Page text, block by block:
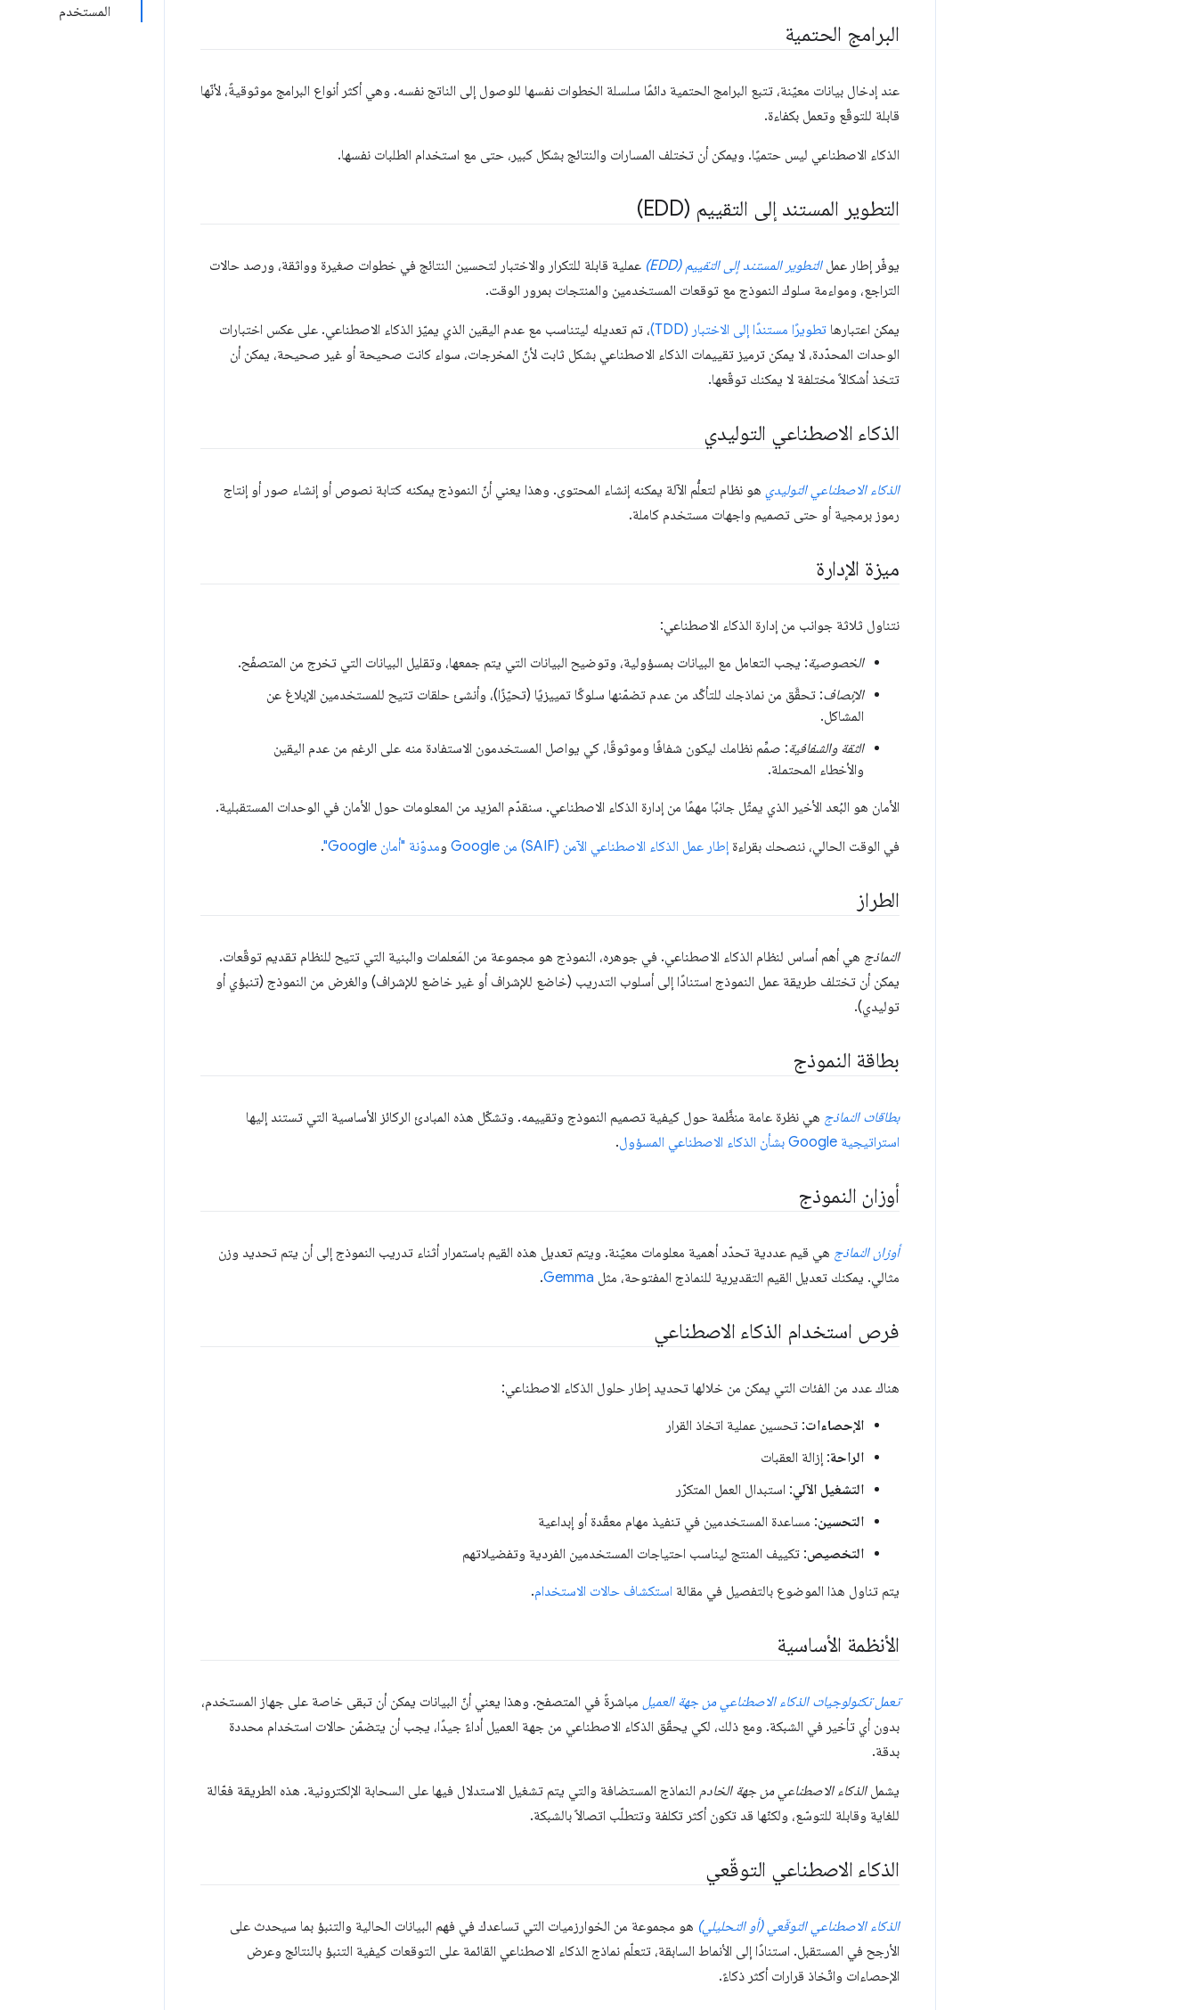
المستخدم
البرامج الحتمية
عند إدخال بيانات معيّنة، تتبع البرامج الحتمية دائمًا سلسلة الخطوات نفسها للوصول إلى الناتج نفسه. وهي أكثر أنواع البرامج موثوقيةً، لأنّها
قابلة للتوقّع وتعمل بكفاءة.
الذكاء الاصطناعي ليس حتميًا. ويمكن أن تختلف المسارات والنتائج بشكل كبير، حتى مع استخدام الطلبات نفسها.
التطوير المستند إلى التقييم (EDD)
يوفّر إطار عملالتطوير المستند إلى التقييم (EDD)
عملية قابلة للتكرار والاختبار لتحسين النتائج في خطوات صغيرة وواثقة، ورصد حالات
التراجع، ومواءمة سلوك النموذج مع توقعات المستخدمين والمنتجات بمرور الوقت.
يمكن اعتبارها تطويرًا مستندًا إلى الاختبار (TDD)
، تم تعديله ليتناسب مع عدم اليقين الذي يميّز الذكاء الاصطناعي. على عكس اختبارات
الوحدات المحدّدة، لا يمكن ترميز تقييمات الذكاء الاصطناعي بشكل ثابت لأنّ المخرجات، سواء كانت صحيحة أو غير صحيحة، يمكن أن
تتخذ أشكالاً مختلفة لا يمكنك توقّعها.
الذكاء الاصطناعي التوليدي
الذكاء الاصطناعي التوليدي هو نظام لتعلُّم الآلة يمكنه إنشاء المحتوى. وهذا يعني أنّ النموذج يمكنه كتابة نصوص أو إنشاء صور أو إنتاج
رموز برمجية أو حتى تصميم واجهات مستخدم كاملة.
ميزة الإدارة
نتناول ثلاثة جوانب من إدارة الذكاء الاصطناعي:
الخصوصية: يجب التعامل مع البيانات بمسؤولية، وتوضيح البيانات التي يتم جمعها، وتقليل البيانات التي تخرج من المتصفّح.
الإنصاف: تحقَّق من نماذجك للتأكّد من عدم تضمّنها سلوكًا تمييزيًا (تحيّزًا)، وأنشئ حلقات تتيح للمستخدمين الإبلاغ عن
المشاكل.
الثقة والشفافية: صمِّم نظامك ليكون شفافًا وموثوقًا، كي يواصل المستخدمون الاستفادة منه على الرغم من عدم اليقين
والأخطاء المحتملة.
الأمان هو البُعد الأخير الذي يمثّل جانبًا مهمًا من إدارة الذكاء الاصطناعي. سنقدّم المزيد من المعلومات حول الأمان في الوحدات المستقبلية.
في الوقت الحالي، ننصحك بقراءة إطار عمل الذكاء الاصطناعي الآمن (SAIF) من Google ومدوّنة "أمان Google" .
الطراز
النماذج هي أهم أساس لنظام الذكاء الاصطناعي. في جوهره، النموذج هو مجموعة من المَعلمات والبنية التي تتيح للنظام تقديم توقّعات.
يمكن أن تختلف طريقة عمل النموذج استنادًا إلى أسلوب التدريب (خاضع للإشراف أو غير خاضع للإشراف) والغرض من النموذج (تنبؤي أو
توليدي).
بطاقة النموذج
بطاقات النماذج هي نظرة عامة منظَّمة حول كيفية تصميم النموذج وتقييمه. وتشكّل هذه المبادئ الركائز الأساسية التي تستند إليها
استراتيجية Google بشأن الذكاء الاصطناعي المسؤول
.
أوزان النموذج
أوزان النماذج هي قيم عددية تحدّد أهمية معلومات معيّنة. ويتم تعديل هذه القيم باستمرار أثناء تدريب النموذج إلى أن يتم تحديد وزن
مثالي. يمكنك تعديل القيم التقديرية للنماذج المفتوحة، مثل Gemma
.
فرص استخدام الذكاء الاصطناعي
هناك عدد من الفئات التي يمكن من خلالها تحديد إطار حلول الذكاء الاصطناعي:
الإحصاءات: تحسين عملية اتخاذ القرار
الراحة: إزالة العقبات
التشغيل الآلي: استبدال العمل المتكرّر
التحسين: مساعدة المستخدمين في تنفيذ مهام معقّدة أو إبداعية
التخصيص: تكييف المنتج ليناسب احتياجات المستخدمين الفردية وتفضيلاتهم
يتم تناول هذا الموضوع بالتفصيل في مقالة استكشاف حالات الاستخدام.
الأنظمة الأساسية
تعمل تكنولوجيات الذكاء الاصطناعي من جهة العميل مباشرةً في المتصفح. وهذا يعني أنّ البيانات يمكن أن تبقى خاصة على جهاز المستخدم،
بدون أي تأخير في الشبكة. ومع ذلك، لكي يحقّق الذكاء الاصطناعي من جهة العميل أداءً جيدًا، يجب أن يتضمّن حالات استخدام محددة
بدقة.
يشملالذكاء الاصطناعي من جهة الخادم النماذج المستضافة والتي يتم تشغيل الاستدلال فيها على السحابة الإلكترونية. هذه الطريقة فعّالة
للغاية وقابلة للتوسّع، ولكنّها قد تكون أكثر تكلفة وتتطلّب اتصالاً بالشبكة.
الذكاء الاصطناعي التوقّعي
الذكاء الاصطناعي التوقّعي (أو التحليلي) هو مجموعة من الخوارزميات التي تساعدك في فهم البيانات الحالية والتنبؤ بما سيحدث على
الأرجح في المستقبل. استنادًا إلى الأنماط السابقة، تتعلّم نماذج الذكاء الاصطناعي القائمة على التوقعات كيفية التنبؤ بالنتائج وعرض
الإحصاءات واتّخاذ قرارات أكثر ذكاءً.